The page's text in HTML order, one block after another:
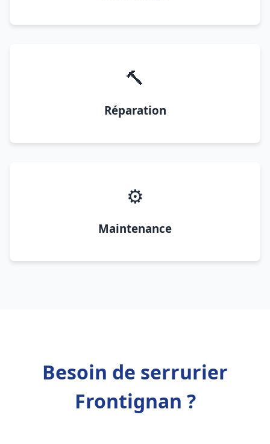
🔨
Réparation
⚙️
Maintenance
Besoin de serrurier
Frontignan ?